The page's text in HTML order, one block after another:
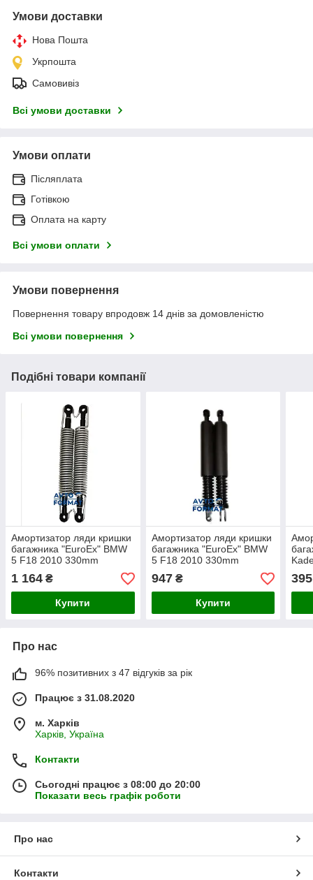
Умови доставки
Нова Пошта
Укрпошта
Самовивіз
Всі умови доставки
Умови оплати
Післяплата
Готівкою
Оплата на карту
Всі умови оплати
Умови повернення
Повернення товару впродовж 14 днів за домовленістю
Всі умови повернення
Подібні товари компанії
Амортизатор ляди кришки
багажника "EuroEx" BMW
5 F18 2010 330mm
1 164 ₴
Купити
Амортизатор ляди кришки
багажника "EuroEx" BMW
5 F18 2010 330mm
947₴
Купити
395
Про нас
96% позитивних з 47 відгуків за рік
Працює з 31.08.2020
м. Харків
Харків, Україна
Контакти
Сьогодні працює з 08:00 до 20:00
Показати весь графік роботи
Про нас
Контакти